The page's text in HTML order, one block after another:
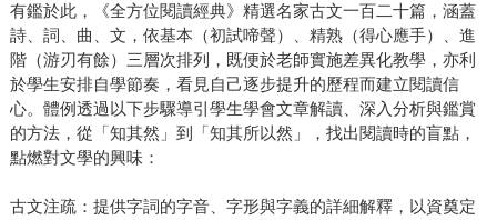
有鑑於此，《全方位閱讀經典》精選名家古文一百二十篇，涵蓋
詩、詞、曲、文，依基本（初試啼聲）、精熟（得心應手）、進
階（游刃有餘）三層次排列，既便於老師實施差異化教學，亦利
於學生安排自學節奏，看見自己逐步提升的歷程而建立閱讀信
心。體例透過以下步驟導引學生學會文章解讀、深入分析與鑑賞
的方法，從「知其然」到「知其所以然」，找出閱讀時的盲點，
點燃對文學的興味：
古文注疏：提供字詞的字音、字形與字義的詳細解釋，以資奠定